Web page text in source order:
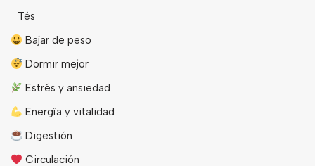
Tés
Bajar de peso
Dormir mejor
Estrés y ansiedad
Energîa y vitalidad
Digestión
Circulación